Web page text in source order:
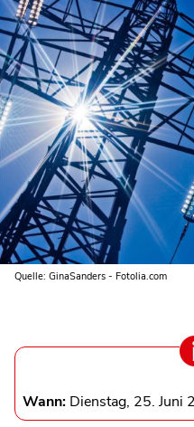
Quelle: GinaSanders - Fotolia.com
Wann: Dienstag, 25. Juni